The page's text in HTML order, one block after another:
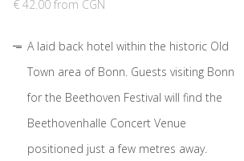
€ 42.00 from CGN
A laid back hotel within the historic Old
Town area of Bonn. Guests visiting Bonn
for the Beethoven Festival will find the
Beethovenhalle Concert Venue
positioned just a few metres away.